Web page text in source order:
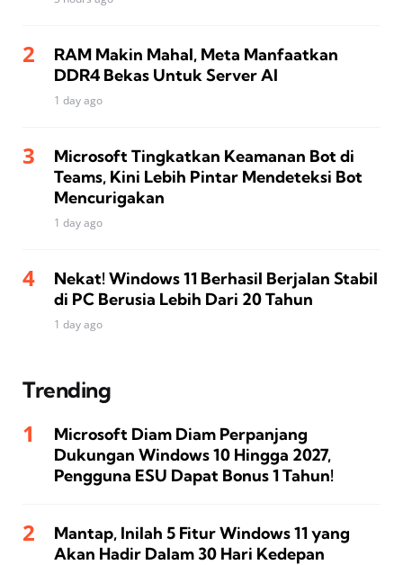
RAM Makin Mahal, Meta Manfaatkan
DDR4 Bekas Untuk Server AI
1 day ago
Microsoft Tingkatkan Keamanan Bot di
Teams, Kini Lebih Pintar Mendeteksi Bot
Mencurigakan
1 day ago
Nekat! Windows 11 Berhasil Berjalan Stabil
di PC Berusia Lebih Dari 20 Tahun
1 day ago
Trending
Microsoft Diam Diam Perpanjang
Dukungan Windows 10 Hingga 2027,
Pengguna ESU Dapat Bonus 1 Tahun!
Mantap, Inilah 5 Fitur Windows 11 yang
Akan Hadir Dalam 30 Hari Kedepan